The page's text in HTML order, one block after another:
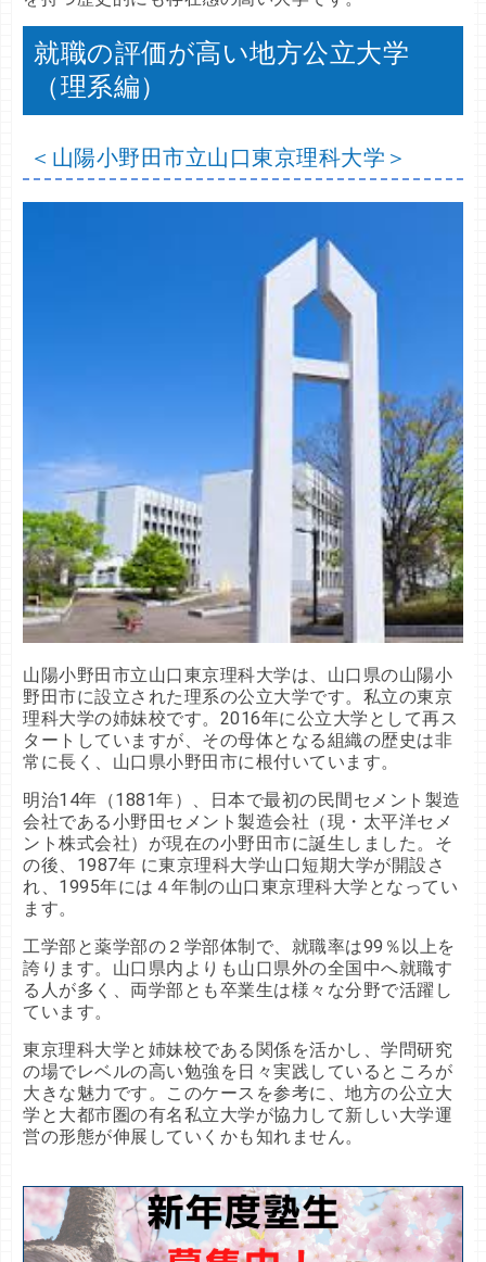
就職の評価が高い地方公立大学
（理系編）
＜山陽小野田市立山口東京理科大学＞
山陽小野田市立山口東京理科大学は、山口県の山陽小
野田市に設立された理系の公立大学です。私立の東京
理科大学の姉妹校です。2016年に公立大学として再ス
タートしていますが、その母体となる組織の歴史は非
常に長く、山口県小野田市に根付いています。
明治14年（1881年）、日本で最初の民間セメント製造
会社である小野田セメント製造会社（現・太平洋セメ
ント株式会社）が現在の小野田市に誕生しました。そ
の後、1987年 に東京理科大学山口短期大学が開設さ
れ、1995年には４年制の山口東京理科大学となってい
ます。
工学部と薬学部の２学部体制で、就職率は99％以上を
誇ります。山口県内よりも山口県外の全国中へ就職す
る人が多く、両学部とも卒業生は様々な分野で活躍し
ています。
東京理科大学と姉妹校である関係を活かし、学問研究
の場でレベルの高い勉強を日々実践しているところが
大きな魅力です。このケースを参考に、地方の公立大
学と大都市圏の有名私立大学が協力して新しい大学運
営の形態が伸展していくかも知れません。